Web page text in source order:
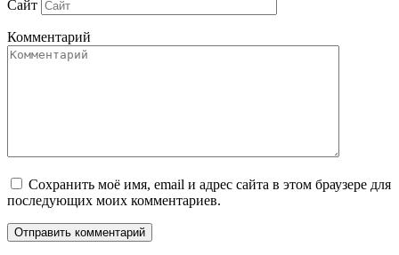
Сайт
Комментарий
Сохранить моё имя, email и адрес сайта в этом браузере для
последующих моих комментариев.